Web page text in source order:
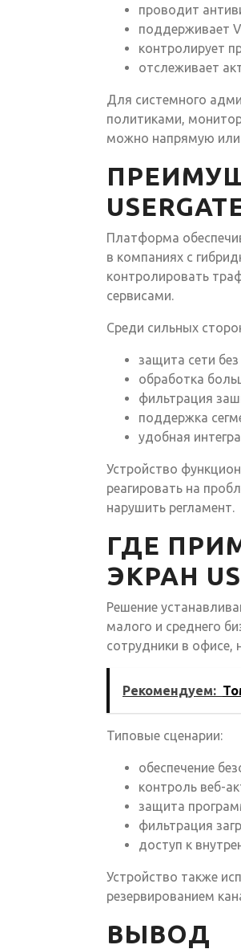
проводит
поддерживает
контролирует
отслеживает
Для системного
политиками,
можно напрямую или
Платформа
в компаниях с
контролировать
сервисами.
Среди сильных
защита сети
обработка
фильтрация
поддержка
удобная
Устройство
реагировать на
нарушить регламент.
ГДЕ
ЭКРАН
Решение
малого и среднего
сотрудники в офисе,
Рекомендуем:
Типовые сценарии:
обеспечение
контроль веб-
защита
фильтрация
доступ к
Устройство также
резервированием
ВЫВОД